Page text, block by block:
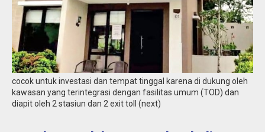
cocok untuk investasi dan tempat tinggal karena di dukung oleh
kawasan yang terintegrasi dengan fasilitas umum (TOD) dan
diapit oleh 2 stasiun dan 2 exit toll (next)